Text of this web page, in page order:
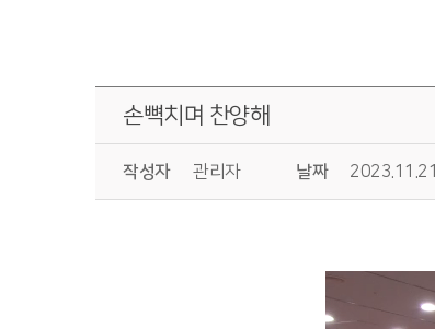
손뼉치며 찬양해
작성자 관리자 날짜 2023.11.21